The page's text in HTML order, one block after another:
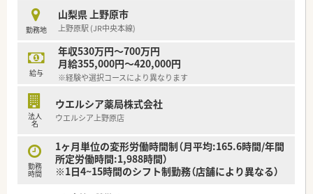
時短勤務ができるよう変更予定です。
■年間休日が120日とワークライフバランスが整っています
■日用品から常備薬まで、従業員割引制度など嬉しいメリットも
たくさんあります！
勤務地
山梨県 上野原市
上野原駅 (JR中央本線)
給与
年収530万円～700万円
月給355,000円～420,000円
※経験や選択コースにより異なります
法人
名
ウエルシア薬局株式会社
ウエルシア上野原店
勤務
時間
1ヶ月単位の変形労働時間制（月平均:165.6時間/年間
所定労働時間:1,988時間）
※1日4~15時間のシフト制勤務（店舗により異なる）